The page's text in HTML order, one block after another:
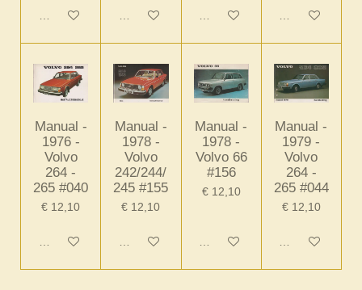
In winkelwagen In winkelwagen In winkelwagen In winkelwagen
Manual -
1976 -
Volvo
264 -
265 #040
€ 12,10
In winkelwagen
Manual -
1978 -
Volvo
242/244/
245 #155
€ 12,10
In winkelwagen
Manual -
1978 -
Volvo 66
#156
€ 12,10
In winkelwagen
Manual -
1979 -
Volvo
264 -
265 #044
€ 12,10
In winkelwagen